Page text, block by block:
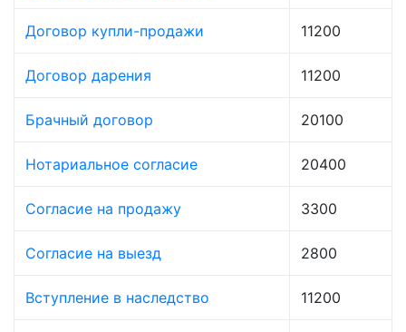
Договор купли-продажи 11200
Договор дарения 11200
Брачный договор 20100
Нотариальное согласие 20400
Согласие на продажу 3300
Согласие на выезд 2800
Вступление в наследство 11200